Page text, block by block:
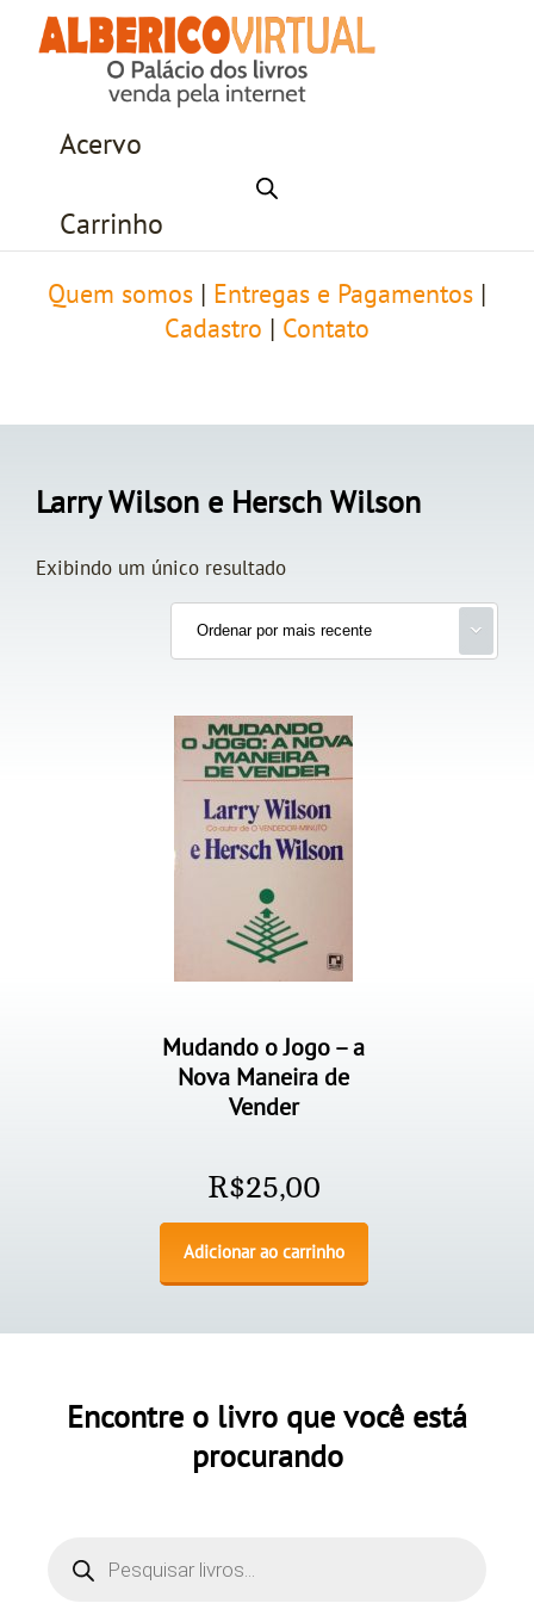
Acervo
Carrinho
Quem somos Entregas e Pagamentos
Cadastro
Contato
Larry Wilson e Hersch Wilson
Exibindo um único resultado
Mudando o Jogo – a
Nova Maneira de
Vender
R$25,00
Adicionar ao carrinho
Encontre o livro que você está
procurando